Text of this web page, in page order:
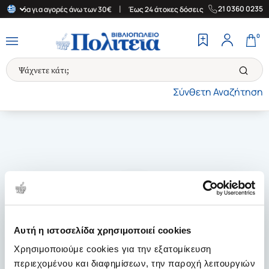
Αυτή η ιστοσελίδα χρησιμοποιεί cookies
Χρησιμοποιούμε cookies για την εξατομίκευση
περιεχομένου και διαφημίσεων, την παροχή λειτουργιών
για αγορές άνω των 30€ Έως 24 άτοκες δόσεις | Δωρεάν
21 0360 0235
Σύνθετη Αναζήτηση
0